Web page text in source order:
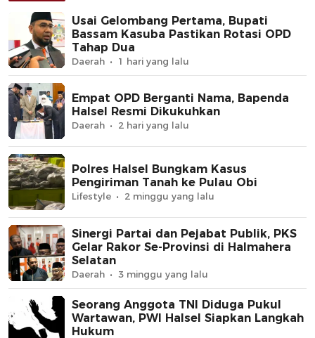
Usai Gelombang Pertama, Bupati
Bassam Kasuba Pastikan Rotasi OPD
Tahap Dua
Daerah 1 hari yang lalu
Empat OPD Berganti Nama, Bapenda
Halsel Resmi Dikukuhkan
Daerah 2 hari yang lalu
Polres Halsel Bungkam Kasus
Pengiriman Tanah ke Pulau Obi
Lifestyle 2 minggu yang lalu
Sinergi Partai dan Pejabat Publik, PKS
Gelar Rakor Se-Provinsi di Halmahera
Selatan
Daerah 3 minggu yang lalu
Seorang Anggota TNI Diduga Pukul
Wartawan, PWI Halsel Siapkan Langkah
Hukum